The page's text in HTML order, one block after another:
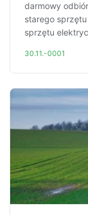
darmowy
starego
sprzętu
30.11.-0001